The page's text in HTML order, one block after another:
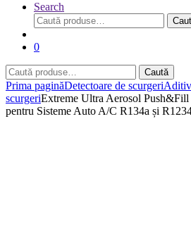
Search
Caută
după:
0
Caută
după:
Caută
Prima paginăDetectoare de scurgeri
scurgeriExtreme Ultra Aerosol Push&Fill
pentru Sisteme Auto A/C R134a și